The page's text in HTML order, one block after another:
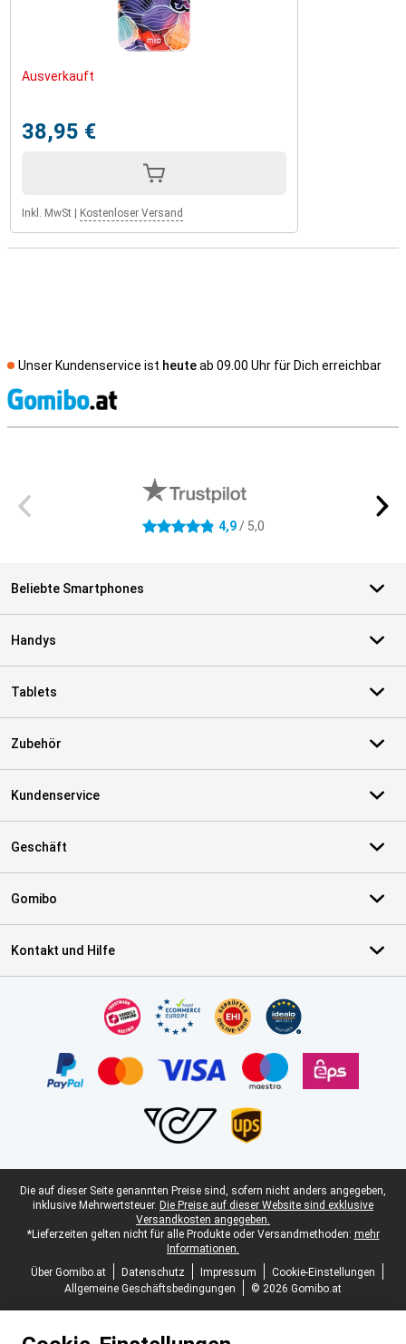
Ausverkauft
38,95 €
Inkl. MwSt Kostenloser Versand
Unser Kundenservice ist heuteab 09.00 Uhr für Dich erreichbar
4.9 Sterne 4,9/ 5,0
Beliebte Smartphones
Handys
Tablets
Zubehör
Kundenservice
Geschäft
Gomibo
Kontakt und Hilfe
Juristische Fußzeile
Die auf dieser Seite genannten Preise sind, sofern nicht anders angegeben,
inklusive Mehrwertsteuer. Die Preise auf dieser Website sind exklusive
Versandkosten angegeben.
*Lieferzeiten gelten nicht für alle Produkte oder Versandmethoden: mehr
Informationen.
Über Gomibo.at
Datenschutz Impressum
Cookie-Einstellungen
Allgemeine Geschäftsbedingungen
© 2026 Gomibo.at